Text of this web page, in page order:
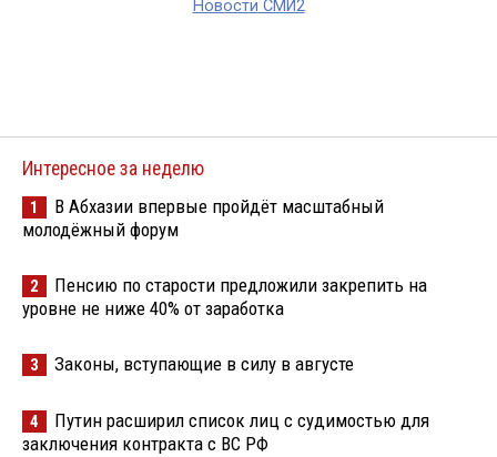
Новости СМИ2
Интересное за неделю
1
В Абхазии впервые пройдёт масштабный
молодёжный форум
2
Пенсию по старости предложили закрепить на
уровне не ниже 40% от заработка
3 Законы, вступающие в силу в августе
4
Путин расширил список лиц с судимостью для
заключения контракта с ВС РФ